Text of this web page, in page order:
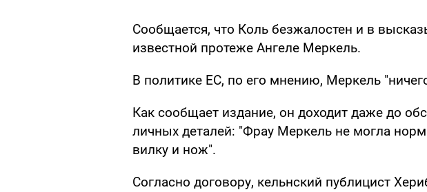
Сообщается, что Коль безжалостен и в
известной протеже Ангеле Меркель.
В политике ЕС, по его мнению, Меркель
Как сообщает издание, он доходит даже до
личных деталей: "Фрау Меркель не могла
вилку и нож".
Согласно договору, кельнский публицист